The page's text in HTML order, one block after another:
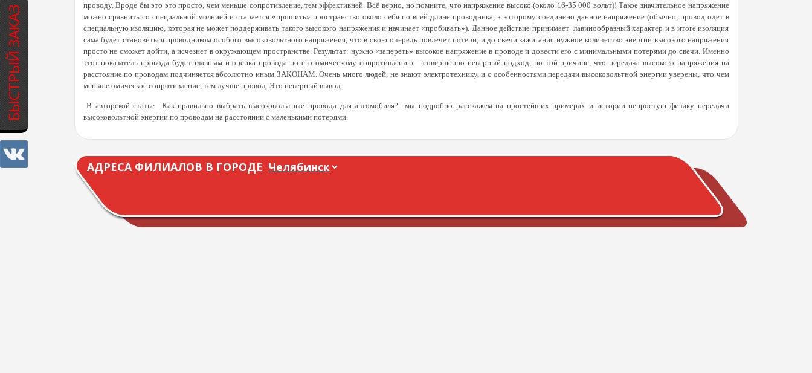
БЫСТРЫЙ ЗАКАЗ
проводу. Вроде бы это это просто, чем меньше сопротивление, тем эффективней. Всё верно, но помните, что напряжение высоко (около 16-35 000 вольт)! Такое значительное напряжение
можно сравнить со специальной молнией и старается «прошить» пространство около себя по всей длине проводника, к которому соединено данное напряжение (обычно, провод одет в
специальную изоляцию, которая не может поддерживать такого высокого напряжения и начинает «пробивать»). Данное действие принимает лавинообразный характер и в итоге изоляция
сама будет становиться проводником особого высоковольтного напряжения, что в свою очередь повлечет потери, и до свечи зажигания нужное количество энергии высокого напряжения
просто не сможет дойти, а исчезнет в окружающем пространстве. Результат: нужно «запереть» высокое напряжение в проводе и довести его с минимальными потерями до свечи. Именно
этот показатель провода будет главным и оценка провода по его омическому сопротивлению – совершенно неверный подход, по той причине, что передача высокого напряжения на
расстояние по проводам подчиняется абсолютно иным ЗАКОНАМ. Очень много людей, не знают электротехнику, и с особенностями передачи высоковольтной энергии уверены, что чем
меньше омическое сопротивление, тем лучше провод. Это неверный вывод.
В авторской статье Как правильно выбрать высоковольтные провода для автомобиля? мы подробно расскажем на простейших примерах и истории непростую физику передачи
высоковольтной энергии по проводам на расстоянии с маленькими потерями.
АДРЕСА ФИЛИАЛОВ В ГОРОДЕ